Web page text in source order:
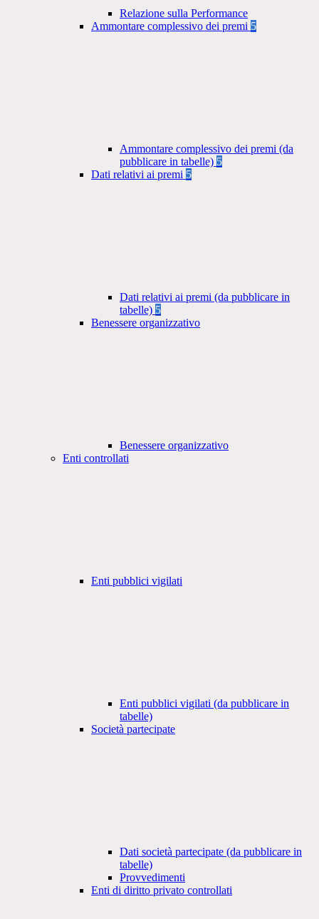
Relazione sulla Performance
Ammontare complessivo dei premi 5
Ammontare complessivo dei premi (da
pubblicare in tabelle) 5
Dati relativi ai premi 5
Dati relativi ai premi (da pubblicare in
tabelle) 5
Benessere organizzativo
Benessere organizzativo
Enti controllati
Enti pubblici vigilati
Enti pubblici vigilati (da pubblicare in
tabelle)
Società partecipate
Dati società partecipate (da pubblicare in
tabelle)
Provvedimenti
Enti di diritto privato controllati